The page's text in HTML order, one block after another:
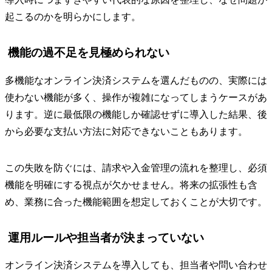
起こるのかを明らかにします。
機能の過不足を見極められない
多機能なオンライン決済システムを選んだものの、実際には
使わない機能が多く、操作が複雑になってしまうケースがあ
ります。逆に最低限の機能しか確認せずに導入した結果、後
から必要な支払い方法に対応できないこともあります。
この失敗を防ぐには、請求や入金管理の流れを整理し、必須
機能を明確にする視点が欠かせません。将来の拡張性も含
め、業務に合った機能範囲を想定しておくことが大切です。
運用ルールや担当者が決まっていない
オンライン決済システムを導入しても、担当者や問い合わせ